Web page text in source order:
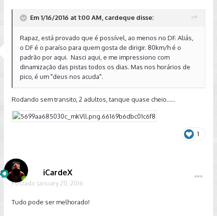
Em 1/16/2016 at 1:00 AM, cardeque disse:
Rapaz, está provado que é possível, ao menos no DF. Aliás,
o DF é o paraíso para quem gosta de dirigir. 80km/h é o
padrão por aqui. Nasci aqui, e me impressiono com
dinamização das pistas todos os dias. Mas nos horários de
pico, é um "deus nos acuda".
Rodando sem transito, 2 adultos, tanque quase cheio......
1
iCardeX
Postado January 20, 2016
Tudo pode ser melhorado!